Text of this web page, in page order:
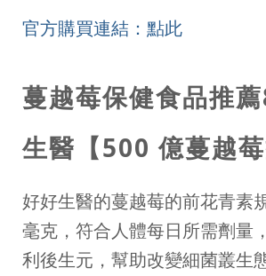
官方購買連結：點此
蔓越莓保健食品推
生醫【500 億蔓越莓
好好生醫的蔓越莓的前花青素
毫克，符合人體每日所需劑量
利後生元，幫助改變細菌叢生